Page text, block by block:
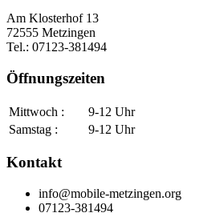
Am Klosterhof 13
72555 Metzingen
Tel.: 07123-381494
Öffnungszeiten
Mittwoch :
9-12 Uhr
Samstag :
9-12 Uhr
Kontakt
info@mobile-metzingen.org
07123-381494